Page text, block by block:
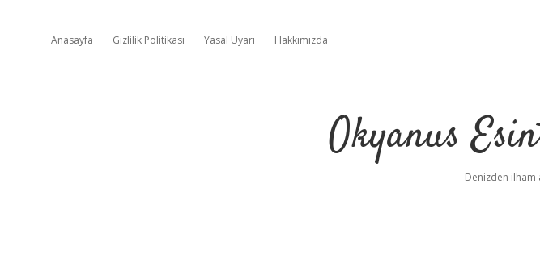
Anasayfa Gizlilik Politikası Yasal Uyarı Hakkımızda
Okyanus
Denizden ilham